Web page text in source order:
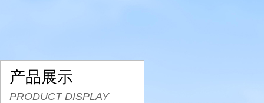
产品展示
PRODUCT DISPLAY